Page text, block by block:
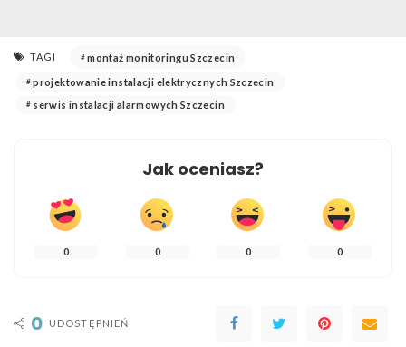
TAGI montaż monitoringu Szczecin
projektowanie instalacji elektrycznych Szczecin
serwis instalacji alarmowych Szczecin
Jak oceniasz?
0 0 0 0
0 UDOSTĘPNIEŃ